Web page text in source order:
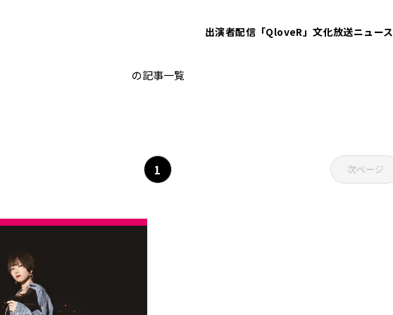
出演者配信「QloveR」文化放送ニュース
ねえ、君に
の記事一覧
1 次ページ